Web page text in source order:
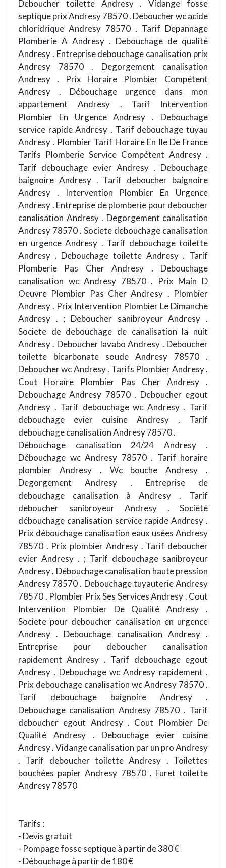
Deboucher toilette Andresy . Vidange fosse
septique prix Andresy 78570 . Deboucher wc acide
chloridrique Andresy 78570 . Tarif Depannage
Plomberie A Andresy . Debouchage de qualité
Andresy . Entreprise debouchage canalisation prix
Andresy 78570 . Degorgement canalisation
Andresy . Prix Horaire Plombier Compétent
Andresy . Débouchage urgence dans mon
appartement Andresy . Tarif Intervention
Plombier En Urgence Andresy . Debouchage
service rapide Andresy . Tarif debouchage tuyau
Andresy . Plombier Tarif Horaire En Ile De France
Tarifs Plomberie Service Compétent Andresy .
Tarif debouchage evier Andresy . Debouchage
baignoire Andresy . Tarif deboucher baignoire
Andresy . Intervention Plombier En Urgence
Andresy . Entreprise de plomberie pour deboucher
canalisation Andresy . Degorgement canalisation
Andresy 78570 . Societe debouchage canalisation
en urgence Andresy . Tarif debouchage toilette
Andresy . Debouchage toilette Andresy . Tarif
Plomberie Pas Cher Andresy . Debouchage
canalisation wc Andresy 78570 . Prix Main D
Oeuvre Plombier Pas Cher Andresy . Plombier
Andresy . Prix Intervention Plombier Le Dimanche
Andresy . ; Deboucher sanibroyeur Andresy .
Societe de debouchage de canalisation la nuit
Andresy . Deboucher lavabo Andresy . Deboucher
toilette bicarbonate soude Andresy 78570 .
Deboucher wc Andresy . Tarifs Plombier Andresy .
Cout Horaire Plombier Pas Cher Andresy .
Debouchage Andresy 78570 . Deboucher egout
Andresy . Tarif debouchage wc Andresy . Tarif
debouchage evier cuisine Andresy . Tarif
debouchage canalisation Andresy 78570 .
Débouchage canalisation 24/24 Andresy .
Débouchage wc Andresy 78570 . Tarif horaire
plombier Andresy . Wc bouche Andresy .
Degorgement Andresy . Entreprise de
debouchage canalisation à Andresy . Tarif
deboucher sanibroyeur Andresy . Société
débouchage canalisation service rapide Andresy .
Prix débouchage canalisation eaux usées Andresy
78570 . Prix plombier Andresy . Tarif deboucher
evier Andresy . ; Tarif debouchage sanibroyeur
Andresy . Débouchage canalisation haute pression
Andresy 78570 . Debouchage tuyauterie Andresy
78570 . Plombier Prix Ses Services Andresy . Cout
Intervention Plombier De Qualité Andresy .
Societe pour deboucher canalisation en urgence
Andresy . Debouchage canalisation Andresy .
Entreprise pour deboucher canalisation
rapidement Andresy . Tarif debouchage egout
Andresy . Debouchage wc Andresy rapidement .
Prix debouchage canalisation wc Andresy 78570 .
Tarif debouchage baignoire Andresy .
Debouchage canalisation Andresy 78570 . Tarif
deboucher egout Andresy . Cout Plombier De
Qualité Andresy . Debouchage evier cuisine
Andresy . Vidange canalisation par un pro Andresy
. Tarif deboucher toilette Andresy . Toilettes
bouchées papier Andresy 78570 . Furet toilette
Andresy 78570
Tarifs :
- Devis gratuit
- Pompage fosse septique à partir de 380 €
- Débouchage à partir de 180 €